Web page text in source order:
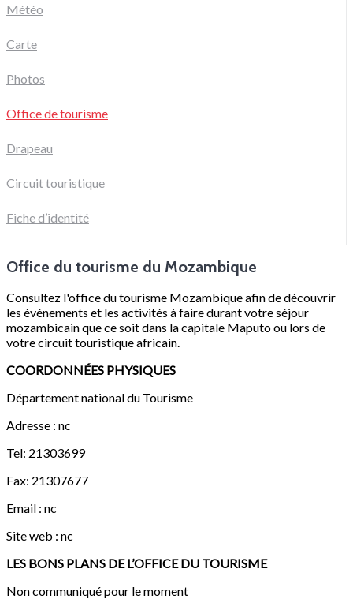
Météo
Carte
Photos
Office de tourisme
Drapeau
Circuit touristique
Fiche d’identité
Office du tourisme du Mozambique
Consultez l'office du tourisme Mozambique afin de découvrir
les événements et les activités à faire durant votre séjour
mozambicain que ce soit dans la capitale Maputo ou lors de
votre circuit touristique africain.
COORDONNÉES PHYSIQUES
Département national du Tourisme
Adresse : nc
Tel: 21303699
Fax: 21307677
Email : nc
Site web : nc
LES BONS PLANS DE L’OFFICE DU TOURISME
Non communiqué pour le moment